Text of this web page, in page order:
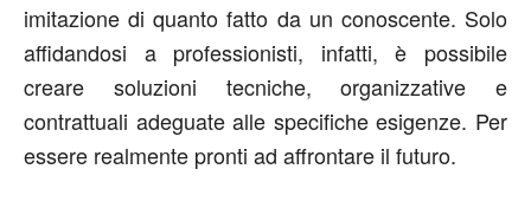
imitazione di quanto fatto da un conoscente. Solo
affidandosi a professionisti, infatti, è possibile
creare soluzioni tecniche, organizzative e
contrattuali adeguate alle specifiche esigenze. Per
essere realmente pronti ad affrontare il futuro.